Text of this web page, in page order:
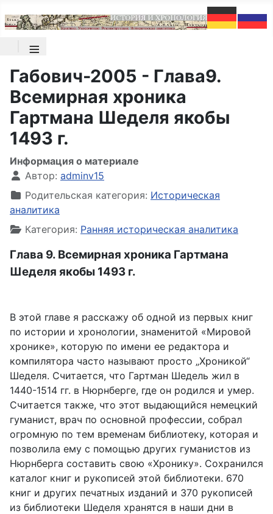
≡
Габович-2005 - Глава9.
Всемирная хроника
Гартмана Шеделя якобы
1493 г.
Информация о материале
Автор: adminv15
Родительская категория: Историческая
аналитика
Категория: Ранняя историческая аналитика
Глава 9. Всемирная хроника Гартмана
Шеделя якобы 1493 г.
В этой главе я расскажу об одной из первых книг
по истории и хронологии, знаменитой «Мировой
хронике», которую по имени ее редактора и
компилятора часто называют просто „Хроникой“
Шеделя. Считается, что Гартман Шедель жил в
1440-1514 гг. в Нюрнберге, где он родился и умер.
Считается также, что этот выдающийся немецкий
гуманист, врач по основной профессии, собрал
огромную по тем временам библиотеку, которая и
позволила ему с помощью других гуманистов из
Нюрнберга составить свою «Хронику». Сохранился
каталог книг и рукописей этой библиотеки. 670
книг и других печатных изданий и 370 рукописей
из библиотеки Шеделя хранятся в наши дни в